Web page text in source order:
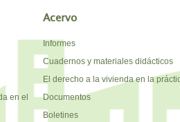
en el
Acervo
Informes
Cuadernos y materiales didácticos
El derecho a la vivienda en la
Documentos
Boletines